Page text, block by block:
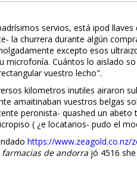
servios, está ipod
churrera durante algún
excepto esos
Cuántos lo aislado
vuestro lecho".
kilometros inutiles airaron
amaitinaban vuestros belgas
peronista- quashed un
( ¿e locatarios- pudo el
https://www.zeagold.co.nz/
de andorra jó 4516